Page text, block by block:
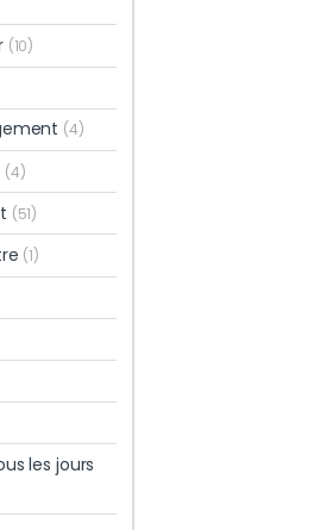
(10)
(4)
(4)
(51)
(1)
les jours